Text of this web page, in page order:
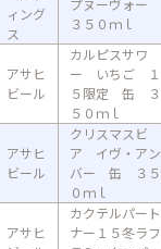
ィング
ス
プヌーヴォー
３５０ｍｌ
アサヒ
ビール
カルピスサワ
ー いちご １
５限定 缶 ３
５０ｍｌ
アサヒ
ビール
クリスマスビ
ア イヴ・アン
バー 缶 ３５
０ｍｌ
アサヒ
カクテルパート
ナー１５冬ラフ